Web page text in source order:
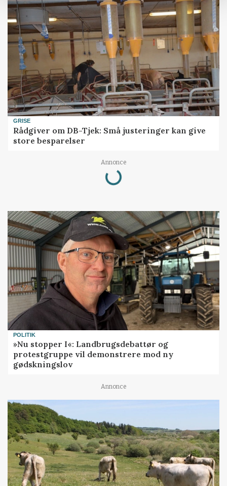
GRISE
Rådgiver om DB-Tjek: Små justeringer kan give
store besparelser
Annonce
Loading...
POLITIK
»Nu stopper I«: Landbrugsdebattør og
protestgruppe vil demonstrere mod ny
gødskningslov
Annonce